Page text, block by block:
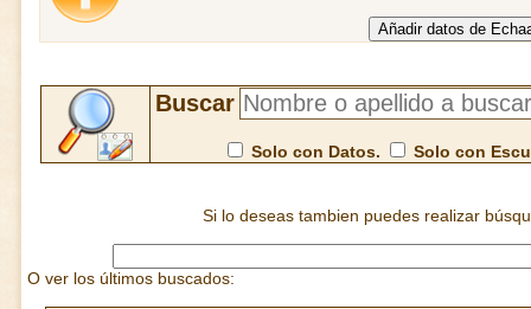
Buscar
Solo con Datos. Solo con
Si lo deseas tambien puedes realizar
O ver los últimos buscados: